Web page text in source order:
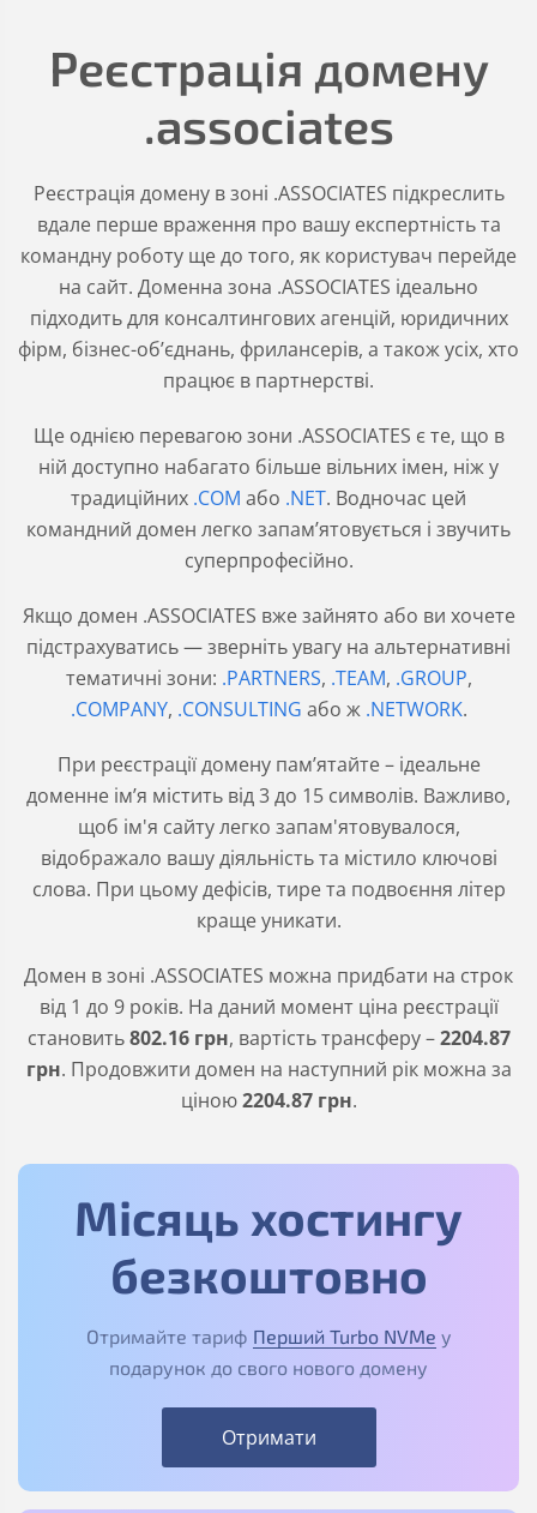
Реєстрація домену
.associates
Реєстрація домену в зоні .ASSOCIATES підкреслить
вдале перше враження про вашу експертність та
командну роботу ще до того, як користувач перейде
на сайт. Доменна зона .ASSOCIATES ідеально
підходить для консалтингових агенцій, юридичних
фірм, бізнес-об’єднань, фрилансерів, а також усіх, хто
працює в партнерстві.
Ще однією перевагою зони .ASSOCIATES є те, що в
ній доступно набагато більше вільних імен, ніж у
традиційних .COM або .NET. Водночас цей
командний домен легко запам’ятовується і звучить
суперпрофесійно.
Якщо домен .ASSOCIATES вже зайнято або ви хочете
підстрахуватись — зверніть увагу на альтернативні
тематичні зони: .PARTNERS, .TEAM, .GROUP,
.COMPANY, .CONSULTING або ж .NETWORK.
При реєстрації домену пам’ятайте – ідеальне
доменне ім’я містить від 3 до 15 символів. Важливо,
щоб ім'я сайту легко запам'ятовувалося,
відображало вашу діяльність та містило ключові
слова. При цьому дефісів, тире та подвоєння літер
краще уникати.
Домен в зоні .ASSOCIATES можна придбати на строк
від 1 до 9 років. На даний момент ціна реєстрації
становить802.16грн, вартість трансферу –2204.87
грн. Продовжити домен на наступний рік можна за
ціною2204.87грн.
Місяць хостингу
безкоштовно
Отримайте тариф Перший Turbo NVMe у
подарунок до свого нового домену
Отримати